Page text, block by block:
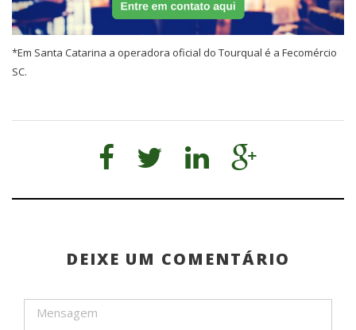
*Em Santa Catarina a operadora oficial do Tourqual é a Fecomércio
SC.
DEIXE UM COMENTÁRIO